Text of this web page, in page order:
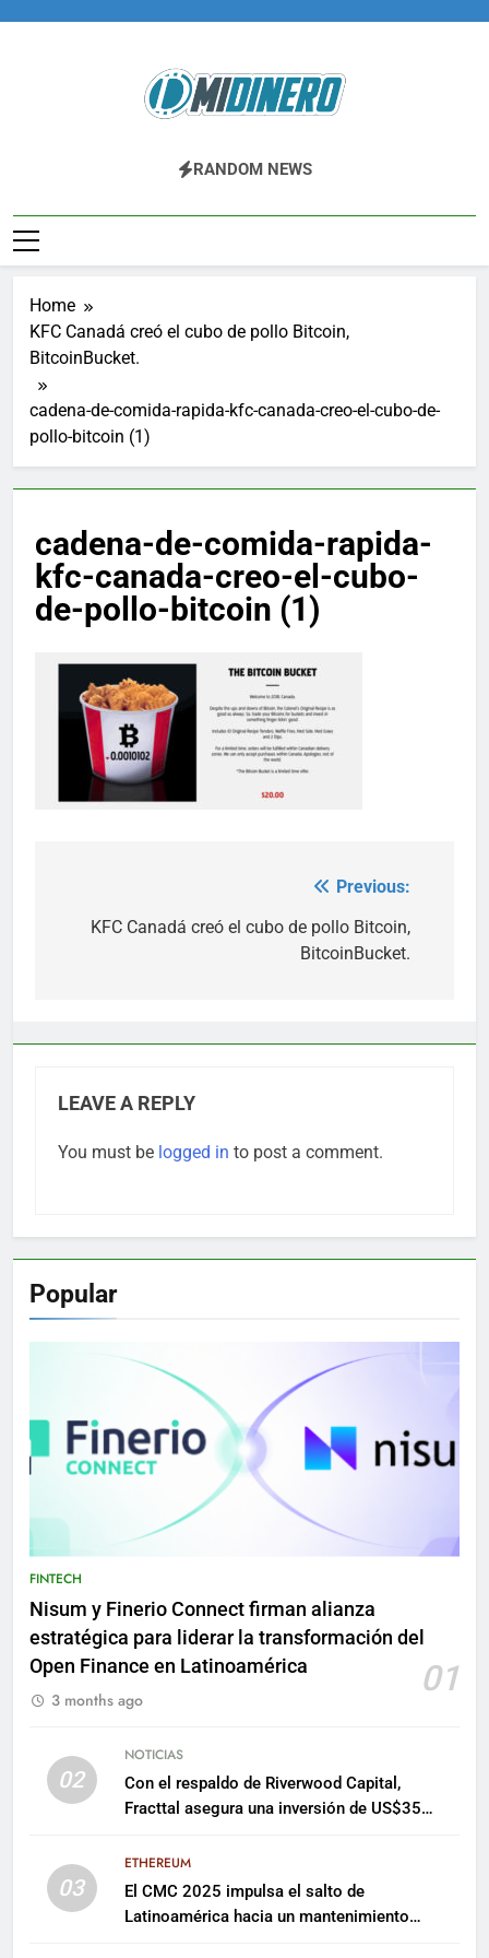
Midinero.co
Fintech, Criptomonedas
RANDOM NEWS
Home
KFC Canadá creó el cubo de pollo Bitcoin,
BitcoinBucket.
cadena-de-comida-rapida-kfc-canada-creo-el-cubo-de-
pollo-bitcoin (1)
cadena-de-comida-rapida-
kfc-canada-creo-el-cubo-
de-pollo-bitcoin (1)
navigation
Previous:
KFC Canadá creó el cubo de pollo Bitcoin,
BitcoinBucket.
LEAVE A REPLY
You must be logged in to post a comment.
Popular
FINTECH
Nisum y Finerio Connect firman alianza
estratégica para liderar la transformación del
Open Finance en Latinoamérica
01
3 months ago
02
NOTICIAS
Con el respaldo de Riverwood Capital,
Fracttal asegura una inversión de US$35
03
ETHEREUM
El CMC 2025 impulsa el salto de
Latinoamérica hacia un mantenimiento